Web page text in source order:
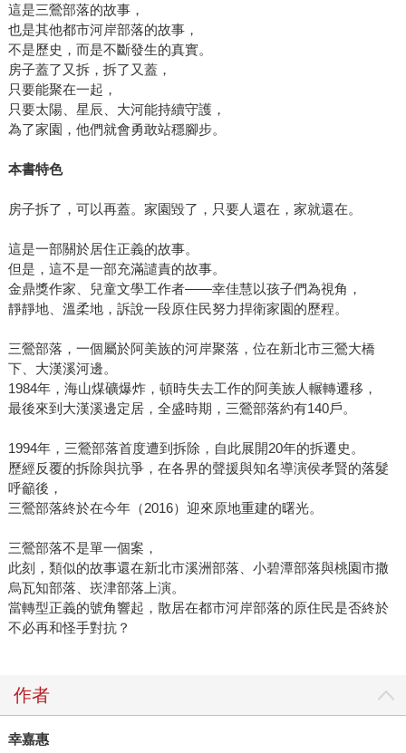
到：「這本書不該是被動躺在書店的商品，而是一個社會議
題的發端。」在書出版後的幾個月以來，這場喚醒大眾尊重
兒童權，防治性侵的社會運動，也漸漸朝著老師期待的方向
前進。 第一次有機會見到佳慧老師，卻是在臺大醫院的病房
內。她用輕鬆的口氣，說著入院以來的各種治療方案，關心
她的朋友怎麼樣一波又一波送來幫她補元氣的膳食。即便是
心的，則是怎麼讓每個孩子都能讀到《蝴蝶朵朵》，讓這本
「我還沒看過你的樣子，你把口罩拿下來。好，我記住你
住你了。 前往→ 「第43屆金鼎獎」
這是三鶯部落的故事，
也是其他都市河岸部落的故事，
不是歷史，而是不斷發生的真實。
房子蓋了又拆，拆了又蓋，
只要能聚在一起，
只要太陽、星辰、大河能持續守護，
為了家園，他們就會勇敢站穩腳步。
本書特色
房子拆了，可以再蓋。家園毀了，只要人還在，家就還在。
這是一部關於居住正義的故事。
但是，這不是一部充滿譴責的故事。
金鼎獎作家、兒童文學工作者——幸佳慧以孩子們為視角，
靜靜地、溫柔地，訴說一段原住民努力捍衛家園的歷程。
三鶯部落，一個屬於阿美族的河岸聚落，位在新北市三鶯大橋
下、大漢溪河邊。
1984年，海山煤礦爆炸，頓時失去工作的阿美族人輾轉遷移，
最後來到大漢溪邊定居，全盛時期，三鶯部落約有140戶。
1994年，三鶯部落首度遭到拆除，自此展開20年的拆遷史。
歷經反覆的拆除與抗爭，在各界的聲援與知名導演侯孝賢的落髮
呼籲後，
三鶯部落終於在今年（2016）迎來原地重建的曙光。
三鶯部落不是單一個案，
此刻，類似的故事還在新北市溪洲部落、小碧潭部落與桃園市撒
烏瓦知部落、崁津部落上演。
當轉型正義的號角響起，散居在都市河岸部落的原住民是否終於
不必再和怪手對抗？
作者
幸嘉惠